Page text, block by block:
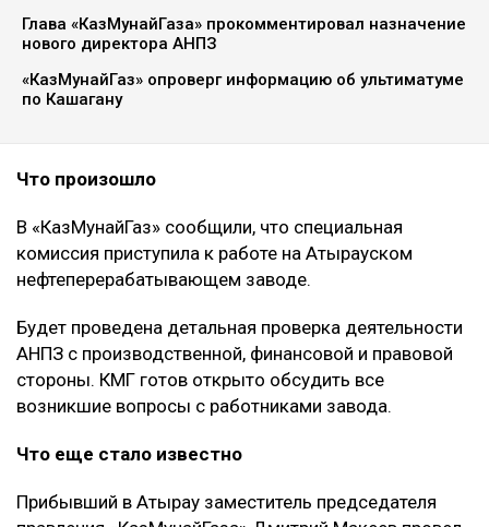
Глава «КазМунайГаза» прокомментировал назначение
нового директора АНПЗ
«КазМунайГаз» опроверг информацию об ультиматуме
по Кашагану
Что произошло
В «КазМунайГаз» сообщили, что специальная
комиссия приступила к работе на Атырауском
нефтеперерабатывающем заводе.
Будет проведена детальная проверка деятельности
АНПЗ с производственной, финансовой и правовой
стороны. КМГ готов открыто обсудить все
возникшие вопросы с работниками завода.
Что еще стало известно
Прибывший в Атырау заместитель председателя